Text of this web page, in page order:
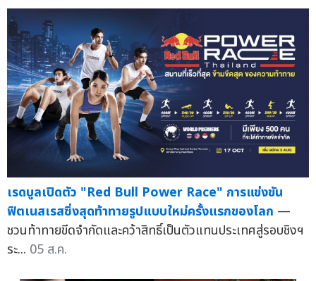
เรดบูลเปิดตัว "Red Bull Power Race" การแข่งขัน
ฟิตเนสเรสซิ่งสุดท้าทายรูปแบบใหม่ครั้งแรกของโลก —
ชวนท้าทายขีดจำกัดและคว้าสิทธิ์เป็นตัวแทนประเทศสู่รอบชิงฯ
ระ... 05 ส.ค.